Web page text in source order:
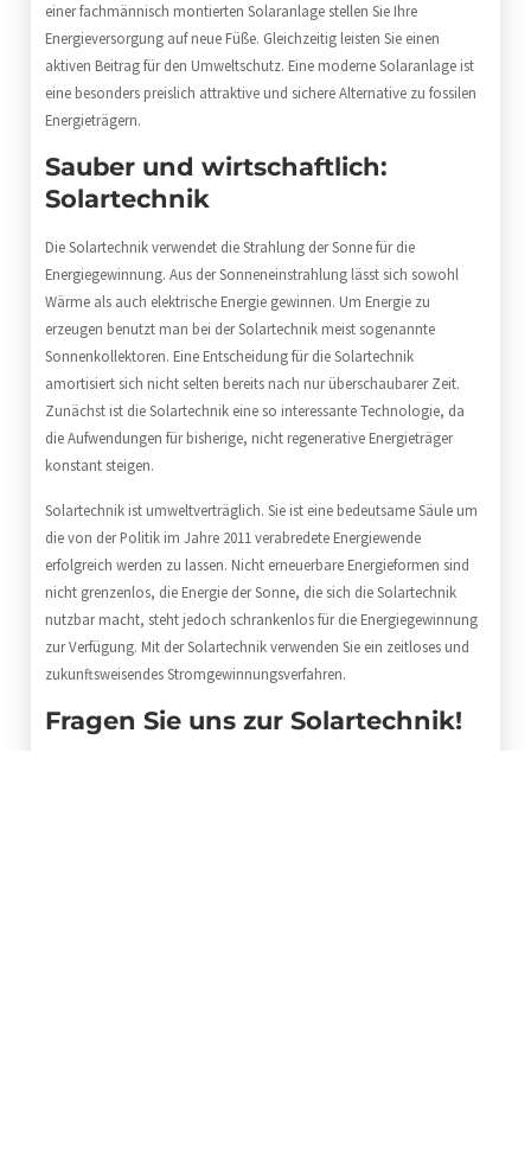
einer fachmännisch montierten Solaranlage stellen Sie Ihre
Energieversorgung auf neue Füße. Gleichzeitig leisten Sie einen
aktiven Beitrag für den Umweltschutz. Eine moderne Solaranlage ist
eine besonders preislich attraktive und sichere Alternative zu fossilen
Energieträgern.
Sauber und wirtschaftlich:
Solartechnik
Die Solartechnik verwendet die Strahlung der Sonne für die
Energiegewinnung. Aus der Sonneneinstrahlung lässt sich sowohl
Wärme als auch elektrische Energie gewinnen. Um Energie zu
erzeugen benutzt man bei der Solartechnik meist sogenannte
Sonnenkollektoren. Eine Entscheidung für die Solartechnik
amortisiert sich nicht selten bereits nach nur überschaubarer Zeit.
Zunächst ist die Solartechnik eine so interessante Technologie, da
die Aufwendungen für bisherige, nicht regenerative Energieträger
konstant steigen.
Solartechnik ist umweltverträglich. Sie ist eine bedeutsame Säule um
die von der Politik im Jahre 2011 verabredete Energiewende
erfolgreich werden zu lassen. Nicht erneuerbare Energieformen sind
nicht grenzenlos, die Energie der Sonne, die sich die Solartechnik
nutzbar macht, steht jedoch schrankenlos für die Energiegewinnung
zur Verfügung. Mit der Solartechnik verwenden Sie ein zeitloses und
zukunftsweisendes Stromgewinnungsverfahren.
Fragen Sie uns zur Solartechnik!